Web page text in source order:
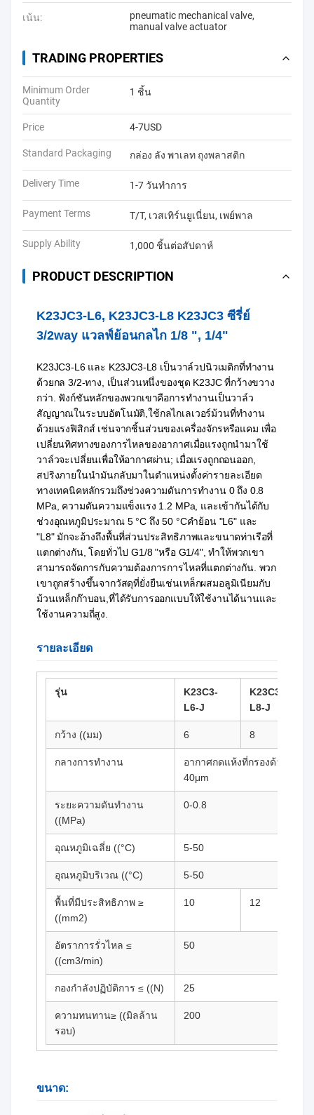
เน้น: pneumatic mechanical valve,
manual valve actuator
TRADING PROPERTIES
Minimum Order
Quantity
1 ชิ้น
Price 4-7USD
Standard Packaging กล่อง ลัง พาเลท ถุงพลาสติก
Delivery Time 1-7 วันทำการ
Payment Terms T/T, เวสเทิร์นยูเนี่ยน, เพย์พาล
Supply Ability 1,000 ชิ้นต่อสัปดาห์
PRODUCT DESCRIPTION
K23JC3-L6, K23JC3-L8 K23JC3 ซีรี่ย์
3/2way แวลฟ์ย้อนกลไก 1/8 ", 1/4"
K23JC3-L6 และ K23JC3-L8 เป็นวาล์วปนิวเมติกที่ทํางาน
ด้วยกล 3/2-ทาง, เป็นส่วนหนึ่งของชุด K23JC ที่กว้างขวาง
กว่า. ฟังก์ชันหลักของพวกเขาคือการทํางานเป็นวาล์ว
สัญญาณในระบบอัตโนมัติ,ใช้กลไกเลเวอร์ม้วนที่ทํางาน
ด้วยแรงฟิสิกส์ เช่นจากชิ้นส่วนของเครื่องจักรหรือแคม เพื่อ
เปลี่ยนทิศทางของการไหลของอากาศเมื่อแรงถูกนํามาใช้
วาล์วจะเปลี่ยนเพื่อให้อากาศผ่าน; เมื่อแรงถูกถอนออก,
สปริงภายในนํามันกลับมาในตําแหน่งตั้งค่ารายละเอียด
ทางเทคนิคหลักรวมถึงช่วงความดันการทํางาน 0 ถึง 0.8
MPa, ความดันความแข็งแรง 1.2 MPa, และเข้ากันได้กับ
ช่วงอุณหภูมิประมาณ 5 °C ถึง 50 °Cคําย้อน "L6" และ
"L8" มักจะอ้างถึงพื้นที่ส่วนประสิทธิภาพและขนาดท่าเรือที่
แตกต่างกัน, โดยทั่วไป G1/8 "หรือ G1/4", ทําให้พวกเขา
สามารถจัดการกับความต้องการการไหลที่แตกต่างกัน. พวก
เขาถูกสร้างขึ้นจากวัสดุที่ยั่งยืนเช่นเหล็กผสมอลูมิเนียมกับ
ม้วนเหล็กก๊าบอน,ที่ได้รับการออกแบบให้ใช้งานได้นานและ
ใช้งานความถี่สูง.
รายละเอียด
รุ่น
K23C3-
L6-J
K23C3-
L8-J
กว้าง ((มม) 6 8
กลางการทํางาน
อากาศกดแห้งที่กรองด้วย
40μm
ระยะความดันทํางาน
((MPa)
0-0.8
อุณหภูมิเฉลี่ย ((°C) 5-50
อุณหภูมิบริเวณ ((°C) 5-50
พื้นที่มีประสิทธิภาพ ≥
((mm2)
10 12
อัตราการรั่วไหล ≤
((cm3/min)
50
กองกําลังปฏิบัติการ ≤ ((N) 25
ความทนทาน≥ ((มิลล้าน
รอบ)
200
ขนาด: